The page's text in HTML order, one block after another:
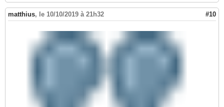
matthius, le 10/10/2019 à 21h32 #10